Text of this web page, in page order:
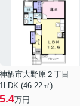
神栖市大野原２丁目
1LDK (46.22㎡)
5.4万円